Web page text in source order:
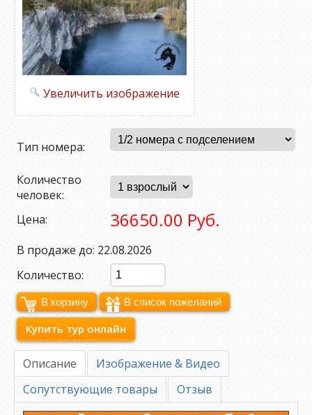
Увеличить изображение
Тип номера:
Количество
человек:
Цена:
36650.00 Руб.
В продаже до: 22.08.2026
Количество:
Купить тур онлайн
Описание
Изображение & Видео
Сопутствующие товары
Отзыв